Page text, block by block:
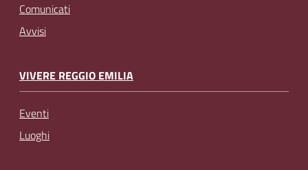
Comunicati
Avvisi
VIVERE REGGIO EMILIA
Eventi
Luoghi